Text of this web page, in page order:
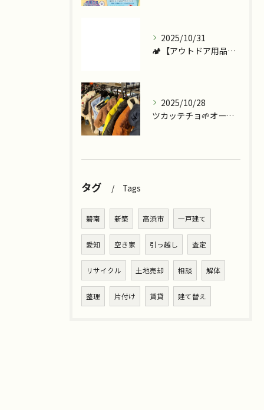
2025/10/31
🏕️【アウトドア用品、今こそ見直しませんか？】
2025/10/28
ツカッテチョ🌱オープンまであと少し💪
タグ Tags
碧南 新築 高浜市 一戸建て
愛知 空き家 引っ越し 査定
リサイクル 土地売却 相談 解体
整理 片付け 賃貸 建て替え